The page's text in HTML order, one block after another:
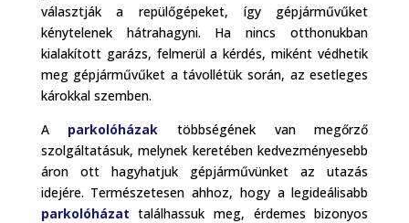
választják a repülőgépeket, így gépjárművűket
kénytelenek hátrahagyni. Ha nincs otthonukban
kialakított garázs, felmerül a kérdés, miként védhetik
meg gépjárművűket a távollétük során, az esetleges
károkkal szemben.
A parkolóházak többségének van megőrző
szolgáltatásuk, melynek keretében kedvezményesebb
áron ott hagyhatjuk gépjárművünket az utazás
idejére. Természetesen ahhoz, hogy a legideálisabb
parkolóházat találhassuk meg, érdemes bizonyos